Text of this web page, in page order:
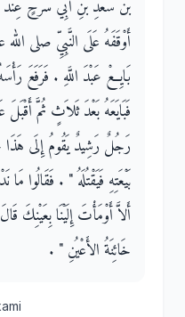
بْنُ سَعْدِ بْنِ أَبِي سَرْحٍ عِنْدَ
أَوْقَفَهُ عَلَى النَّبِيِّ صلى
بَايِعْ عَبْدَ اللَّهِ ‏.‏ فَرَفَعَ
فَبَايَعَهُ بَعْدَ ثَلاَثٍ ثُمَّ
رَجُلٌ رَشِيدٌ يَقُومُ إِلَى
بَيْعَتِهِ فَيَقْتُلَهُ ‏"‏ ‏.‏ فَقَالُوا
أَلاَّ أَوْمَأْتَ إِلَيْنَا بِعَيْنِكَ
خَائِنَةُ الأَعْيُنِ ‏"‏ ‏.‏